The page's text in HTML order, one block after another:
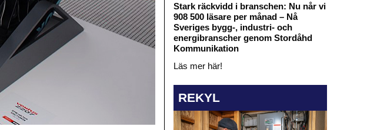
Stark räckvidd i branschen: Nu når vi
908 500 läsare per månad – Nå
Sveriges bygg-, industri- och
energibranscher genom Stordåhd
Kommunikation
Läs mer här!
REKYL